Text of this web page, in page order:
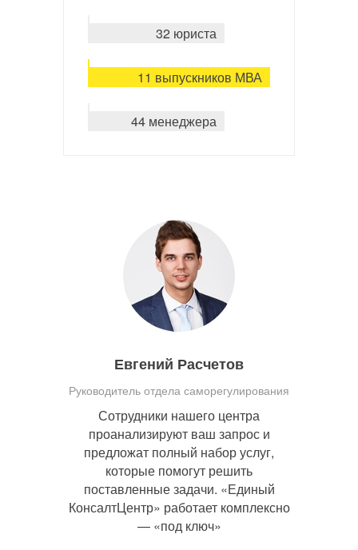
32 юриста
11 выпускников МВА
44 менеджера
Евгений Расчетов
Руководитель отдела саморегулирования
Сотрудники нашего центра
проанализируют ваш запрос и
предложат полный набор услуг,
которые помогут решить
поставленные задачи. «Единый
КонсалтЦентр» работает комплексно
— «под ключ»